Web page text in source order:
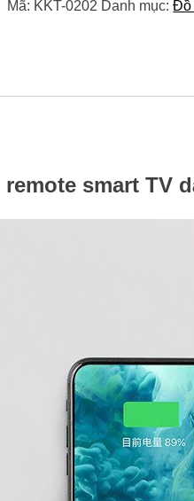
Mã: KKT-0202 Danh mục:Đồ
smart TV